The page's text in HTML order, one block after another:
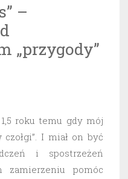
–
„przygody”
roku temu gdy mój
I miał on być
i spostrzeżeń
zamierzeniu pomóc